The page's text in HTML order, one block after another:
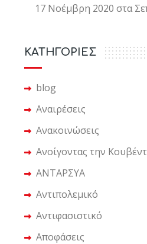
17 Νοέμβρη 2020 στα
KΑΤΗΓΟΡΙΕΣ
blog
Αναιρέσεις
Ανακοινώσεις
Ανοίγοντας την
ΑΝΤΑΡΣΥΑ
Αντιπολεμικό
Αντιφασιστικό
Αποφάσεις